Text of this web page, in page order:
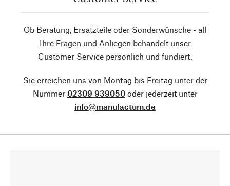
Ob Beratung, Ersatzteile oder Sonderwünsche - all
Ihre Fragen und Anliegen behandelt unser
Customer Service persönlich und fundiert.
Sie erreichen uns von Montag bis Freitag unter der
Nummer 02309 939050oder jederzeit unter
info@manufactum.de